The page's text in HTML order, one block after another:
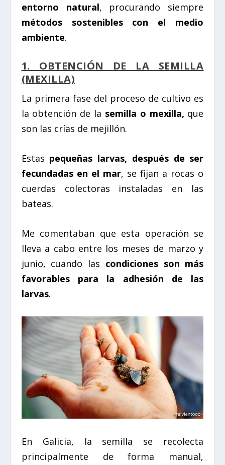
entorno natural, procurando siempre
métodos sostenibles con el medio
ambiente.
1. OBTENCIÓN DE LA SEMILLA
(MEXILLA)
La primera fase del proceso de cultivo es
la obtención de la semilla o mexilla, que
son las crías de mejillón.
Estas pequeñas larvas, después de ser
fecundadas en el mar, se fijan a rocas o
cuerdas colectoras instaladas en las
bateas.
Me comentaban que esta operación se
lleva a cabo entre los meses de marzo y
junio, cuando las condiciones son más
favorables para la adhesión de las
larvas.
En Galicia, la semilla se recolecta
principalmente de forma manual,